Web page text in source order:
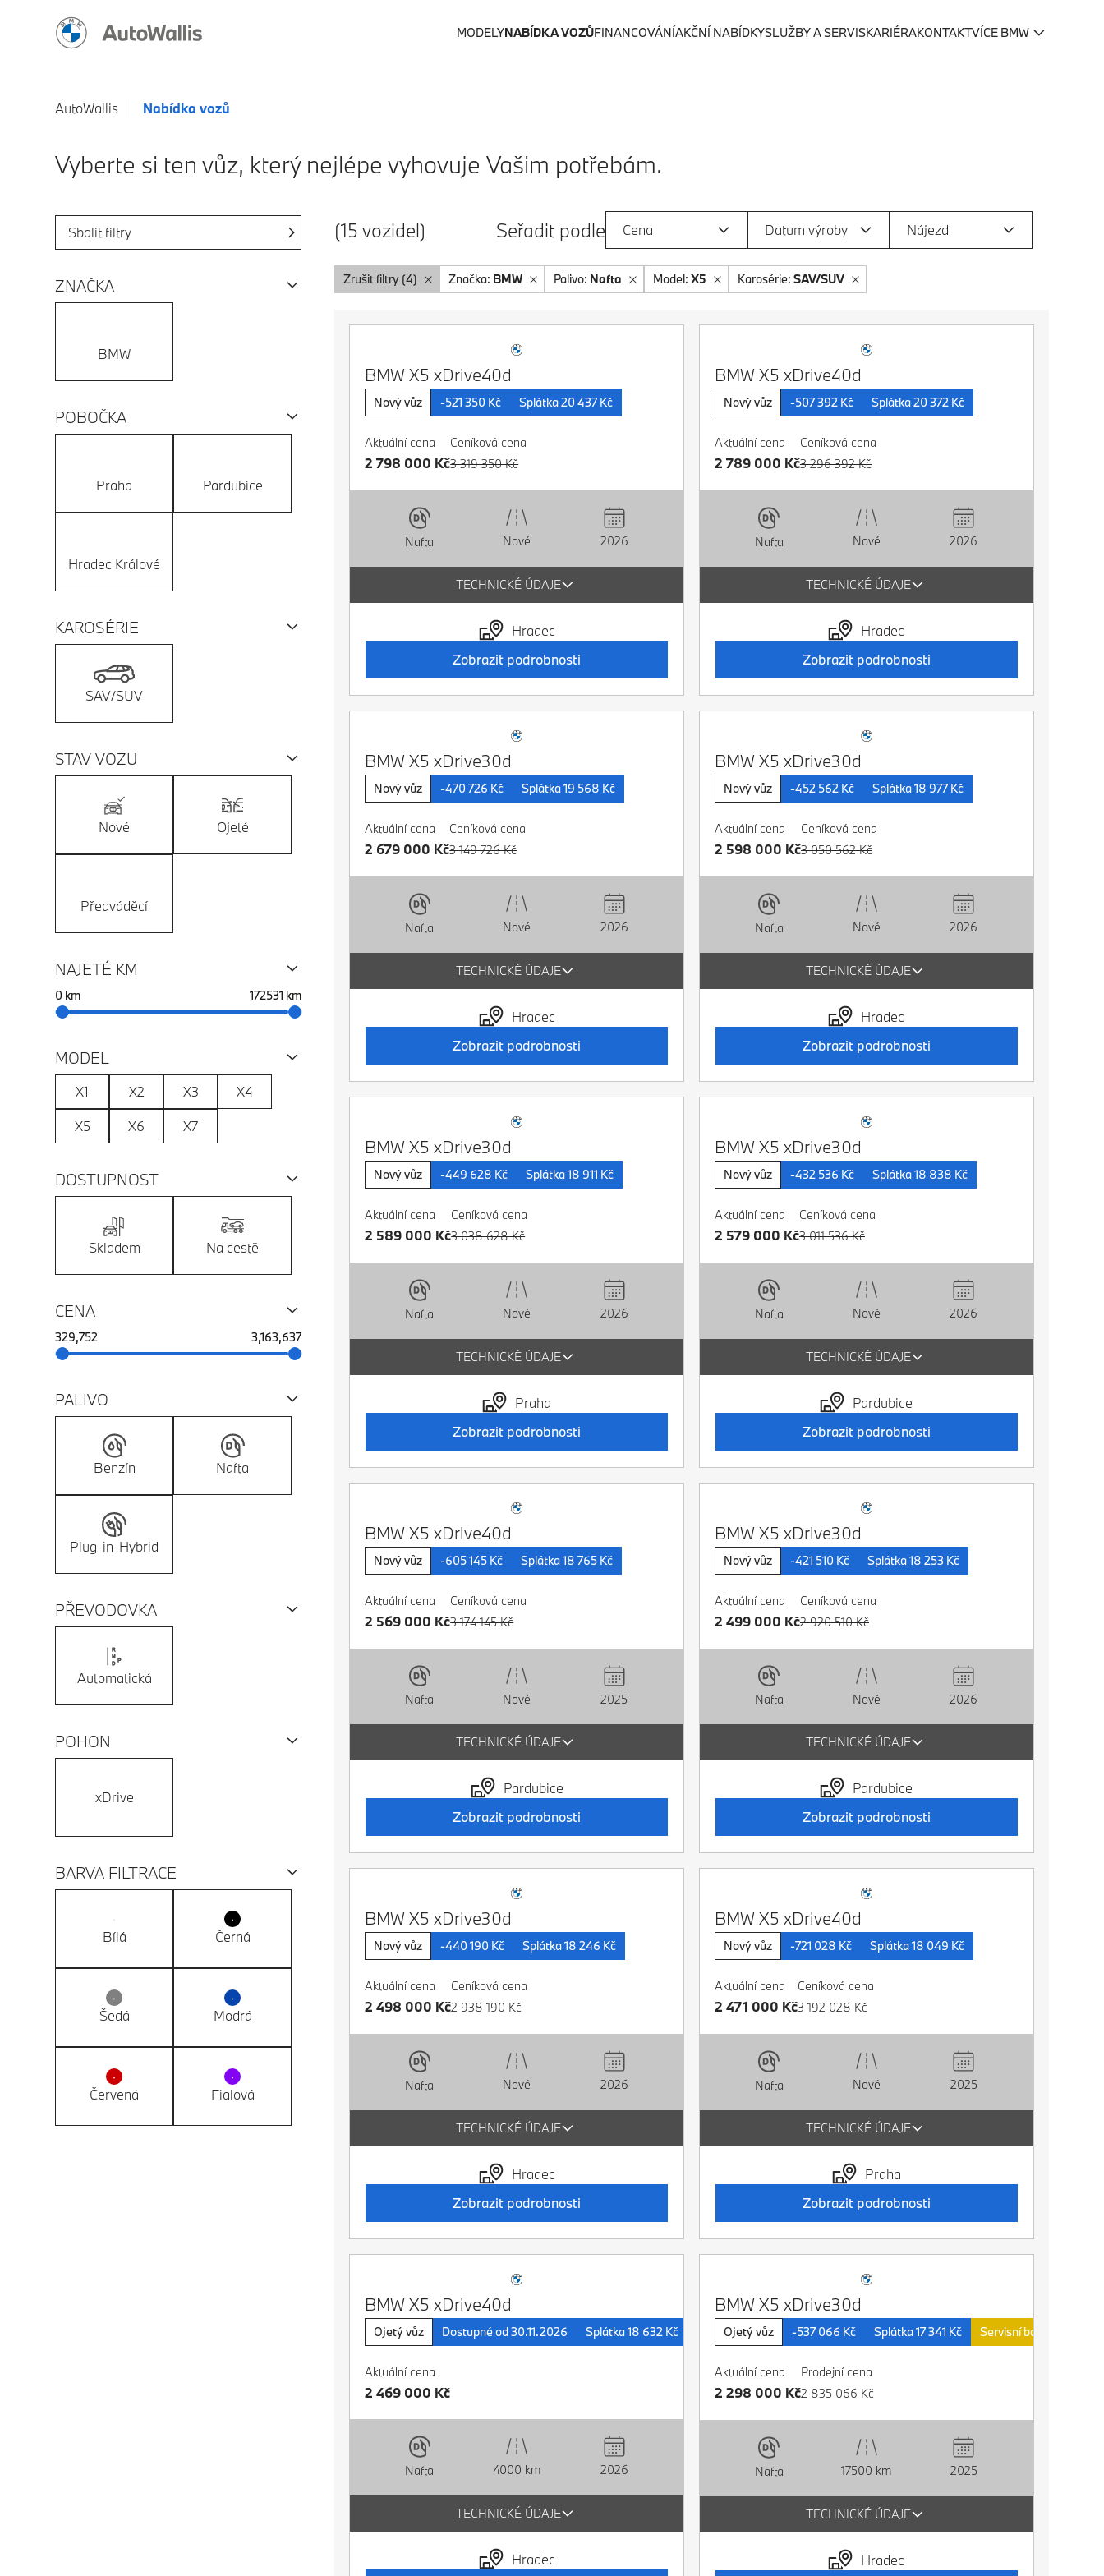
MODELYNABÍDKA VOZŮFINANCOVÁNÍAKČNÍ NABÍDKYSLUŽBY A SERVISKARIÉRAKONTAKTVÍCE BMW
AutoWallis Nabídka vozů
Vyberte si ten vůz, který nejlépe vyhovuje Vašim potřebám.
Sbalit filtry
ZNAČKA
BMW
POBOČKA
Praha Pardubice
Hradec Králové
KAROSÉRIE
SAV/SUV
STAV VOZU
Nové Ojeté
Předváděcí
NAJETÉ KM
Vyberte rozsah
0 km 172531 km
MODEL
X1 X2 X3
X4
X5
X6 X7
DOSTUPNOST
Skladem Na cestě
CENA
Vyberte cenový rozsah
329,752 3,163,637
PALIVO
Benzín Nafta
Plug-in-Hybrid
PŘEVODOVKA
Automatická
POHON
xDrive
BARVA FILTRACE
Bílá Černá
Šedá Modrá
Červená Fialová
(15 vozidel) Seřadit podle Cena Datum výroby Nájezd
Zrušit filtry (4) Značka: BMW Palivo: Nafta Model:X5 Karosérie:SAV/SUV
BMW X5 xDrive40d
Nový vůz -521 350 Kč Splátka 20 437 Kč
Aktuální cena
2 798 000 Kč
Ceníková cena
3 319 350 Kč
Nafta Nové 2026
TECHNICKÉ ÚDAJE
Hradec
Zobrazit podrobnosti
BMW X5 xDrive40d
Nový vůz -507 392 Kč Splátka 20 372 Kč
Aktuální cena
2 789 000 Kč
Ceníková cena
3 296 392 Kč
Nafta Nové 2026
TECHNICKÉ ÚDAJE
Hradec
Zobrazit podrobnosti
BMW X5 xDrive30d
Nový vůz -470 726 Kč Splátka 19 568 Kč
Aktuální cena
2 679 000 Kč
Ceníková cena
3 149 726 Kč
Nafta Nové 2026
TECHNICKÉ ÚDAJE
Hradec
Zobrazit podrobnosti
BMW X5 xDrive30d
Nový vůz -452 562 Kč Splátka 18 977 Kč
Aktuální cena
2 598 000 Kč
Ceníková cena
3 050 562 Kč
Nafta Nové 2026
TECHNICKÉ ÚDAJE
Hradec
Zobrazit podrobnosti
BMW X5 xDrive30d
Nový vůz -449 628 Kč Splátka 18 911 Kč
Aktuální cena
2 589 000 Kč
Ceníková cena
3 038 628 Kč
Nafta Nové 2026
TECHNICKÉ ÚDAJE
Praha
Zobrazit podrobnosti
BMW X5 xDrive30d
Nový vůz -432 536 Kč Splátka 18 838 Kč
Aktuální cena
2 579 000 Kč
Ceníková cena
3 011 536 Kč
Nafta Nové 2026
TECHNICKÉ ÚDAJE
Pardubice
Zobrazit podrobnosti
BMW X5 xDrive40d
Nový vůz -605 145 Kč Splátka 18 765 Kč
Aktuální cena
2 569 000 Kč
Ceníková cena
3 174 145 Kč
Nafta Nové 2025
TECHNICKÉ ÚDAJE
Pardubice
Zobrazit podrobnosti
BMW X5 xDrive30d
Nový vůz -421 510 Kč Splátka 18 253 Kč
Aktuální cena
2 499 000 Kč
Ceníková cena
2 920 510 Kč
Nafta Nové 2026
TECHNICKÉ ÚDAJE
Pardubice
Zobrazit podrobnosti
BMW X5 xDrive30d
Nový vůz -440 190 Kč Splátka 18 246 Kč
Aktuální cena
2 498 000 Kč
Ceníková cena
2 938 190 Kč
Nafta Nové 2026
TECHNICKÉ ÚDAJE
Hradec
Zobrazit podrobnosti
BMW X5 xDrive40d
Nový vůz -721 028 Kč Splátka 18 049 Kč
Aktuální cena
2 471 000 Kč
Ceníková cena
3 192 028 Kč
Nafta Nové 2025
TECHNICKÉ ÚDAJE
Praha
Zobrazit podrobnosti
BMW X5 xDrive40d
Ojetý vůz Dostupné od 30.11.2026 Splátka 18 632 Kč
Aktuální cena
2 469 000 Kč
Nafta 4000 km 2026
TECHNICKÉ ÚDAJE
Hradec
BMW X5 xDrive30d
Ojetý vůz -537 066 Kč Splátka 17 341 Kč Servisní balíčky v ceně
Aktuální cena
2 298 000 Kč
Prodejní cena
2 835 066 Kč
Nafta 17500 km 2025
TECHNICKÉ ÚDAJE
Hradec